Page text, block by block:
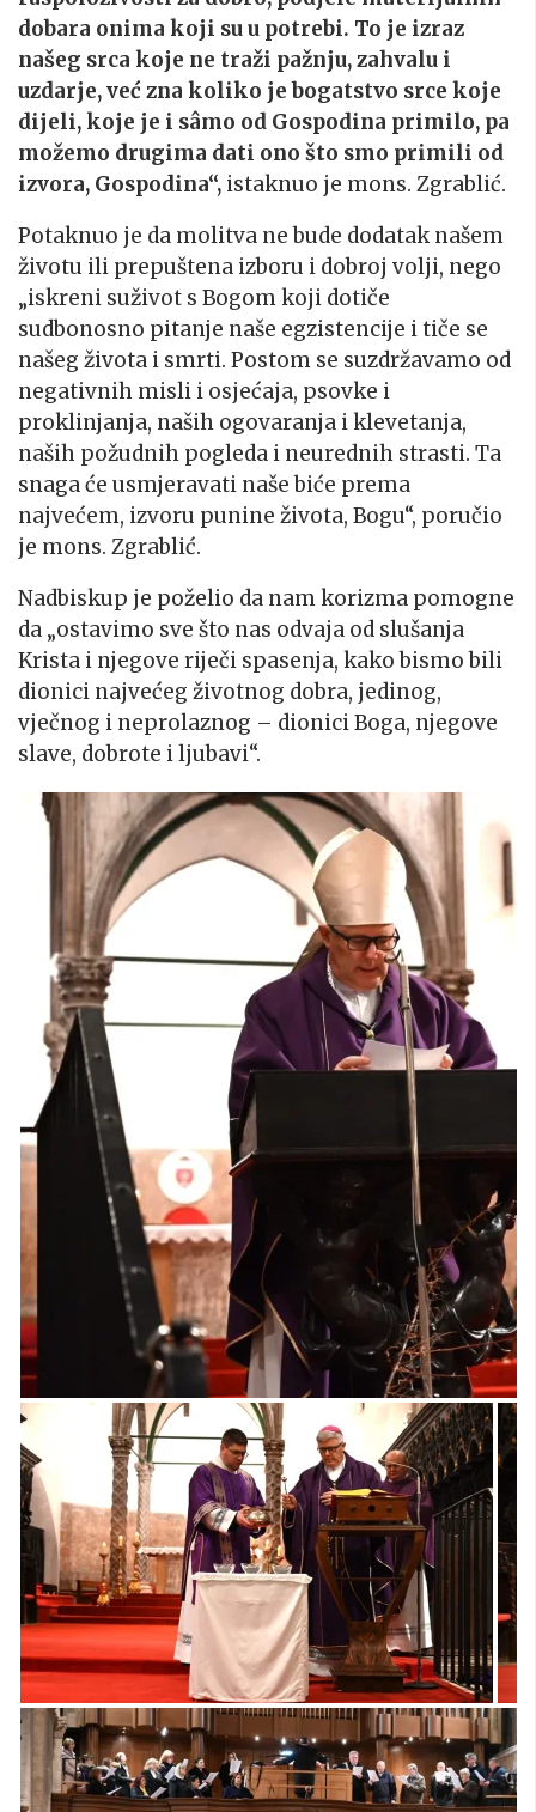
dobara onima koji su u potrebi. To je izraz
našeg srca koje ne traži pažnju, zahvalu i
uzdarje, već zna koliko je bogatstvo srce koje
dijeli, koje je i sâmo od Gospodina primilo, pa
možemo drugima dati ono što smo primili od
izvora, Gospodina“, istaknuo je mons. Zgrablić.
Potaknuo je da molitva ne bude dodatak našem
životu ili prepuštena izboru i dobroj volji, nego
„iskreni suživot s Bogom koji dotiče
sudbonosno pitanje naše egzistencije i tiče se
našeg života i smrti. Postom se suzdržavamo od
negativnih misli i osjećaja, psovke i
proklinjanja, naših ogovaranja i klevetanja,
naših požudnih pogleda i neurednih strasti. Ta
snaga će usmjeravati naše biće prema
najvećem, izvoru punine života, Bogu“, poručio
je mons. Zgrablić.
Nadbiskup je poželio da nam korizma pomogne
da „ostavimo sve što nas odvaja od slušanja
Krista i njegove riječi spasenja, kako bismo bili
dionici najvećeg životnog dobra, jedinog,
vječnog i neprolaznog – dionici Boga, njegove
slave, dobrote i ljubavi“.